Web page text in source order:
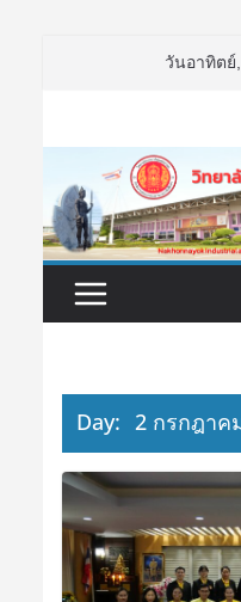
วันอาทิตย์
Day: 2 กรกฎาค